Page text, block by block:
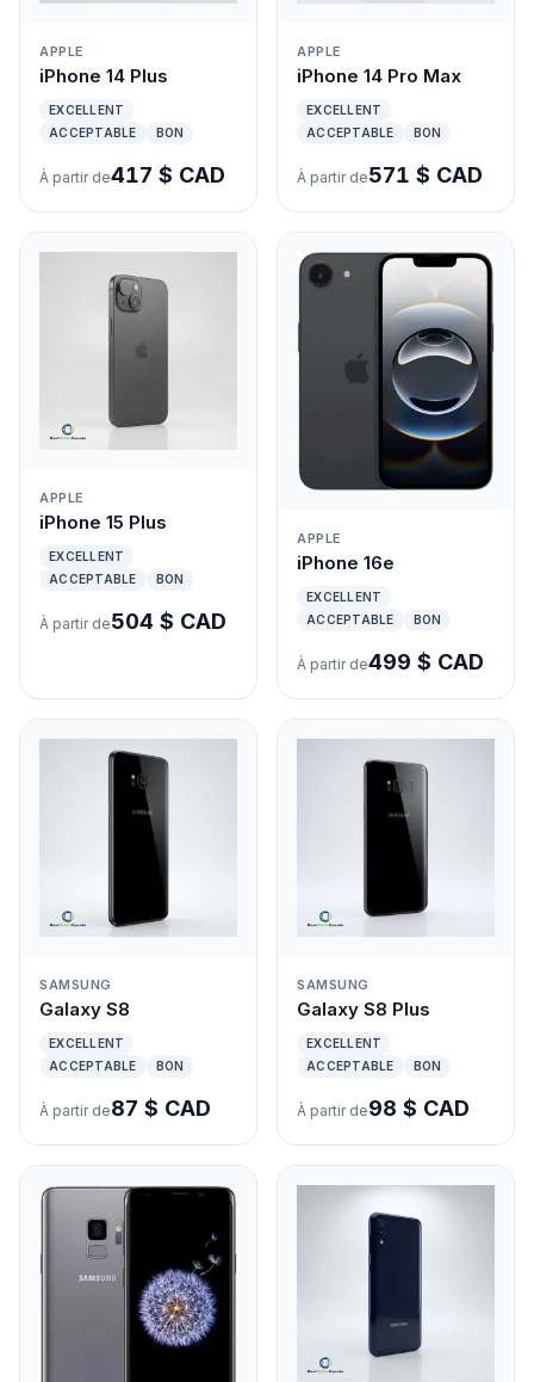
APPLE
iPhone 14 Plus
EXCELLENT
ACCEPTABLE
BON
À partir de417 $ CAD
APPLE
iPhone 14 Pro Max
EXCELLENT
ACCEPTABLE
BON
À partir de571 $ CAD
APPLE
iPhone 15 Plus
EXCELLENT
ACCEPTABLE
BON
À partir de504 $ CAD
APPLE
iPhone 16e
EXCELLENT
ACCEPTABLE
BON
À partir de499 $ CAD
SAMSUNG
Galaxy S8
EXCELLENT
ACCEPTABLE
BON
À partir de87 $ CAD
SAMSUNG
Galaxy S8 Plus
EXCELLENT
ACCEPTABLE
BON
À partir de98 $ CAD